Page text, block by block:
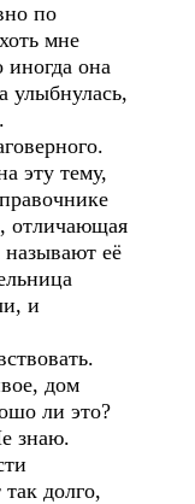
по
мне
она
улыбнулась,
эту тему,
отличающая
её
и
дом
ли это?
знаю.
долго,